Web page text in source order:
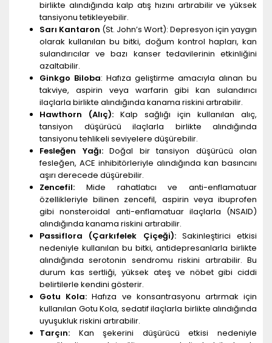
birlikte alındığında kalp atış hızını artırabilir ve yüksek
tansiyonu tetikleyebilir.
Sarı Kantaron (St. John’s Wort): Depresyon için yaygın
olarak kullanılan bu bitki, doğum kontrol hapları, kan
sulandırıcılar ve bazı kanser tedavilerinin etkinliğini
azaltabilir.
Ginkgo Biloba: Hafıza geliştirme amacıyla alınan bu
takviye, aspirin veya warfarin gibi kan sulandırıcı
ilaçlarla birlikte alındığında kanama riskini artırabilir.
Hawthorn (Alıç): Kalp sağlığı için kullanılan alıç,
tansiyon düşürücü ilaçlarla birlikte alındığında
tansiyonu tehlikeli seviyelere düşürebilir.
Fesleğen Yağı:Doğal bir tansiyon düşürücü olan
fesleğen, ACE inhibitörleriyle alındığında kan basıncını
aşırı derecede düşürebilir.
Zencefil: Mide rahatlatıcı ve anti-enflamatuar
özellikleriyle bilinen zencefil, aspirin veya ibuprofen
gibi nonsteroidal anti-enflamatuar ilaçlarla (NSAID)
alındığında kanama riskini artırabilir.
Passiflora (Çarkıfelek Çiçeği):Sakinleştirici etkisi
nedeniyle kullanılan bu bitki, antidepresanlarla birlikte
alındığında serotonin sendromu riskini artırabilir. Bu
durum kas sertliği, yüksek ateş ve nöbet gibi ciddi
belirtilerle kendini gösterir.
Gotu Kola: Hafıza ve konsantrasyonu artırmak için
kullanılan Gotu Kola, sedatif ilaçlarla birlikte alındığında
uyuşukluk riskini artırabilir.
Tarçın: Kan şekerini düşürücü etkisi nedeniyle